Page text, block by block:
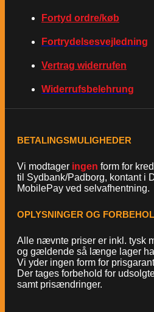
Fortyd ordre/køb
Fortrydelsesvejledning
Vertrag widerrufen
Widerrufsbelehrung
BETALINGSMULIGHEDER
Vi modtager ingen form for
til Sydbank/Padborg, kontant i
MobilePay ved selvafhentning.
OPLYSNINGER OG
Alle nævnte priser er inkl. tysk
og gældende så længe lager
Vi yder ingen form for
Der tages forbehold for
samt prisændringer.